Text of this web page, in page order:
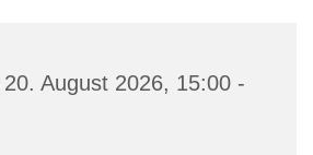
August 2026, 15:00 -